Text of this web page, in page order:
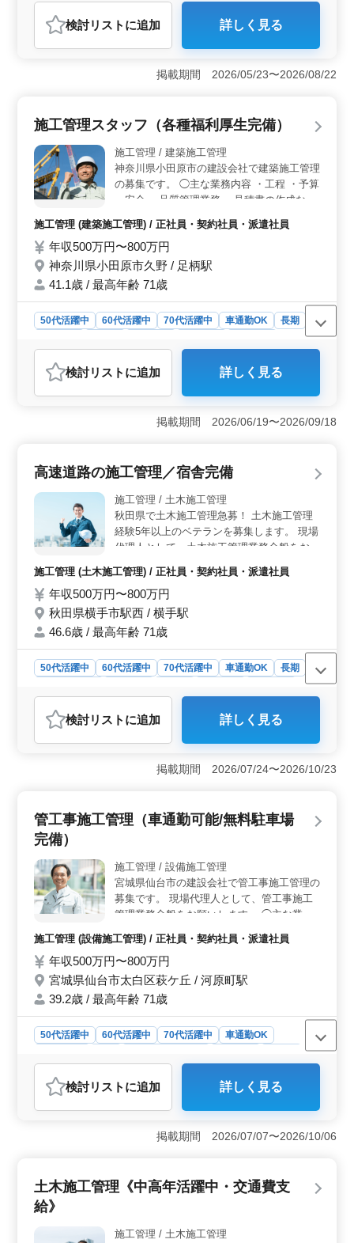
おすすめポイント
＜土木施工管理経験者を急募＞ 愛媛県宇和島市下波に
位置する建設会社では、土木施工管理経験者を募集中で
す。宇和島駅からの車通勤が可能で、社会保険完備と資
格手当が用意されています。 ＜経験を活かせる仕事
す。また、発注者との打ち合わせや見積もり、積算、
い環境＞ 週5〜6日の勤務で、月平均15時間の時間外労
働があります。給与は年収400万円〜600万円と、安定し
た収入が期待できます。福利厚生も充実しており、安心
して働くことができます。
検討リスト に追加 詳しく見る
掲載期間 2026/05/23〜2026/08/22
施工管理スタッフ（各種福利厚生完備）
施工管理 / 建築施工管理
神奈川県小田原市の建設会社で建築施工管理
の募集です。 ◯主な業務内容 ・工程 ・予算
・安全 ・品質管理業務 ・見積書の作成など
のＰＣ作業（既存ソフトへの入出力業務）
※主に木造・鉄筋コンクリート造・鉄骨造
※社用車で各現場への移動あり ＊範囲…神
奈川県内 ＊車種…軽自動車 社用車の支給も
され、各種福利厚生も充実している企業で
施工管理 (建築施工管理) / 正社員・契約社員・派遣社員
年収500万円〜800万円
神奈川県小田原市久野 / 足柄駅
41.1歳 / 最高年齢 71歳
50代活躍中 60代活躍中 70代活躍中 車通勤OK
長期
おすすめポイント
＜高収入と安定した雇用環境＞ 施工管理スタッフの求
人は年収500万円から800万円と高収入を見込めます。賞
与が年2回、計2.50ヶ月分支給されるため、安定した収入
が期待できます。建設施工管理の経験が5年以上あれば、
が充実しており、雇用保険、労災保険、健康保険、厚生
制度があり、勤続3年以上で退職金共済にも加入できるた
め、長期的なキャリアを見据えて安心して働ける職場で
す。 ＜通勤と移動の利便性＞ 車通勤が可能で、社
用車が支給されるため、現場への移動もスムーズです。
勤務エリアは神奈川県内で、軽自動車を使用しての移動
となります。足柄駅からも近く、公共交通機関での通勤
も便利です。範囲は神奈川県内であり、地域に根ざした
働き方ができます。
検討リスト に追加 詳しく見る
掲載期間 2026/06/19〜2026/09/18
高速道路の施工管理／宿舎完備
施工管理 / 土木施工管理
秋田県で土木施工管理急募！ 土木施工管理
経験5年以上のベテランを募集します。 現場
代理人として、土木施工管理業務全般をお願
いします。 ◯主な業務内容 ・工事の進捗管
理、コスト管理、安全管理、品質管理 ・発
注者との打ち合わせ ・積算 ・職人、資材の
手配 ・施工図の作成・修正 ・書類作成、近
隣住民対応、社内会議 など ＣＡＤ、エクセ
カー通勤OK。無料駐車場もあり、毎日の通
勤ストレスを軽減できます。 現在50歳以上
ださい！
施工管理 (土木施工管理) / 正社員・契約社員・派遣社員
年収500万円〜800万円
秋田県横手市駅西 / 横手駅
46.6歳 / 最高年齢 71歳
50代活躍中 60代活躍中 70代活躍中 車通勤OK
長期
おすすめポイント
＜経験を活かせる職場＞ この求人は、土木施工管理経
験が5年以上ある方に最適です。工事の進捗管理、コスト
管理、安全管理、品質管理など多岐にわたる業務を担当
から800万円と高く設定されており、通勤手当も月額
50,000円まで実費支給されます。また、福利厚生も充実
完備されているため、安心して働くことができま
す。 ＜働きやすい環境＞ この職場では、車通勤が
可能で無料駐車場も完備されています。また、単身用の
宿舎も提供されるため、遠方からの応募者でも安心して
り、ワークライフバランスが保たれています。
検討リスト に追加 詳しく見る
掲載期間 2026/07/24〜2026/10/23
管工事施工管理（車通勤可能/無料駐車場
完備）
施工管理 / 設備施工管理
宮城県仙台市の建設会社で管工事施工管理の
募集です。 現場代理人として、管工事施工
管理業務全般をお願いします。 ◯主な業務
内容 ・工事の進捗管理、コスト管理、安全
管理、品質管理 ・発注者との打ち合わせ ・
積算 ・職人、資材の手配 ・施工図の作成・
修正 等 ※資格手当あり ※車通勤可能（無料
駐車場完備）
施工管理 (設備施工管理) / 正社員・契約社員・派遣社員
年収500万円〜800万円
宮城県仙台市太白区萩ケ丘 / 河原町駅
39.2歳 / 最高年齢 71歳
50代活躍中 60代活躍中 70代活躍中
車通勤OK
おすすめポイント
＜高収入とキャリア成長の可能性＞ 年収500万円〜800
万円と、経験豊富な方には魅力的な高収入が期待できま
す。施工管理の経験を持つ方にとって、安定した収入と
能で、無料の駐車場が完備されているため、通勤の負担
を軽減できます。さらに、土日祝日を含む週休2日制に加
にとって魅力的です。 ＜年齢に関係なく活躍できる
検討リスト に追加 詳しく見る
掲載期間 2026/07/07〜2026/10/06
土木施工管理《中高年活躍中・交通費支
給》
施工管理 / 土木施工管理